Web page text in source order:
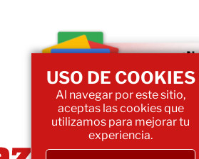
USO DE COOKIES
Al navegar por este sitio,
aceptas las cookies que
utilizamos para mejorar tu
experiencia.